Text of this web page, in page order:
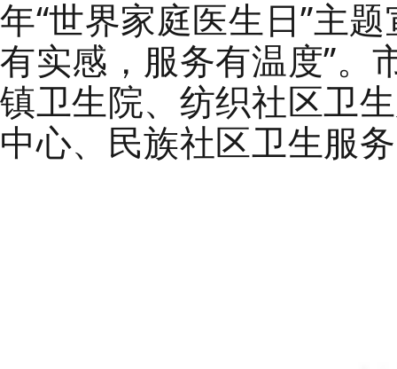
年“世界家庭医生日”主
有实感，服务有温度”。
镇卫生院、纺织社区卫
中心、民族社区卫生服